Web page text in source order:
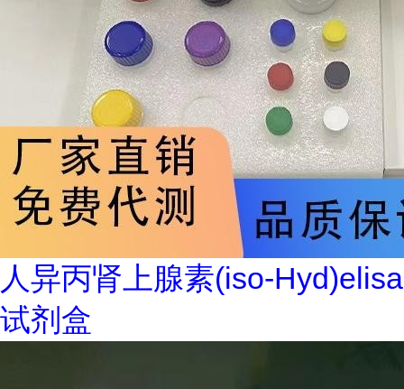
人异丙肾上腺素(iso-Hyd)elisa
试剂盒